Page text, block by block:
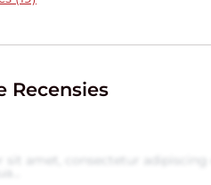
Recensies
sit amet, consectetur